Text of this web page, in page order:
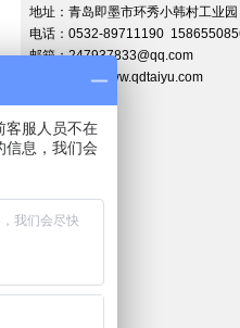
地址：青岛即墨市环秀小韩村工业园
电话：0532-89711190
邮箱：247937833@qq.com
网址：http://www.qdtaiyu.com
客服人员不在
信息，我们会